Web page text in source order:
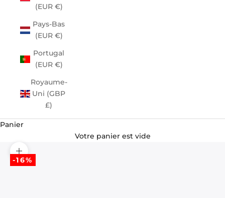
(EUR €)
Pays-Bas
(EUR €)
Portugal
(EUR €)
Royaume-
Uni (GBP
£)
Panier
Votre panier est vide
Zoomer sur l'image
-16%